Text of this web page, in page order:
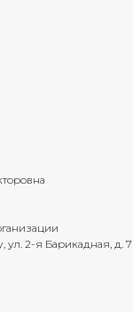
ул. 2-я Барикадная, д. 7